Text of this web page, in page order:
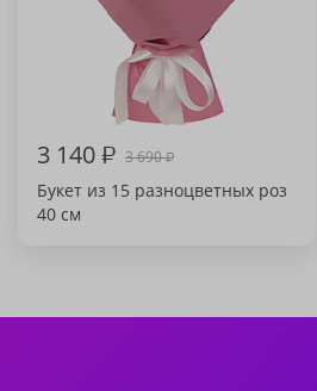
3 140₽ 3 690₽
Букет из 15 разноцветных роз
40 см